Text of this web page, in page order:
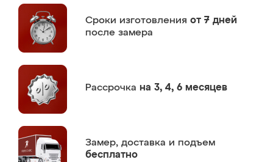
Сроки изготовления от 7 дней
после замера
Рассрочка на 3, 4, 6 месяцев
Замер, доставка и подъем
бесплатно